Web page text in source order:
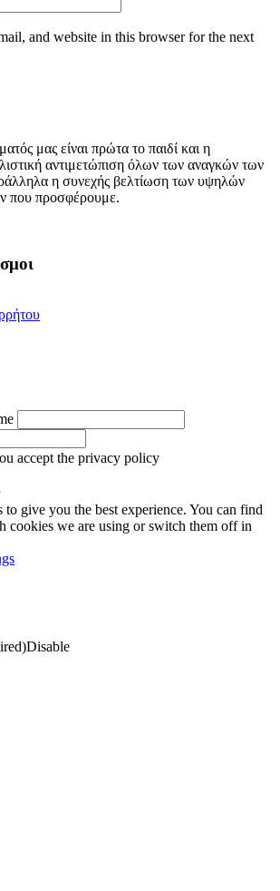
and website in this browser for the next
μας είναι πρώτα το παιδί και η
αντιμετώπιση όλων των αναγκών των
η συνεχής βελτίωση των υψηλών
που προσφέρουμε.
accept the privacy policy
to give you the best experience. You can find
cookies we are using or switch them off in
Disable